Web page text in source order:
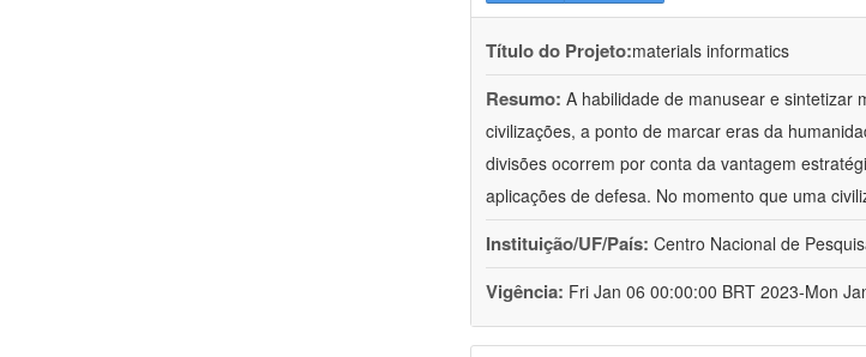
Título do Projeto:materials informatics
Resumo: A habilidade de manusear e sintetizar
civilizações, a ponto de marcar eras da
divisões ocorrem por conta da vantagem
aplicações de defesa. No momento que uma
Instituição/UF/País: Centro Nacional de
Vigência: Fri Jan 06 00:00:00 BRT 2023-Mon